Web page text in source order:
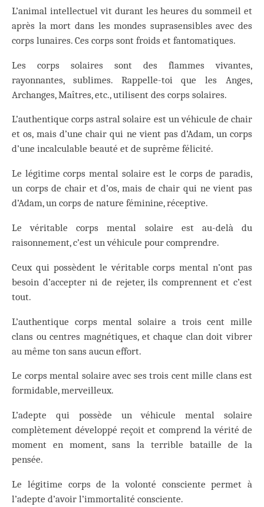
L’animal intellectuel vit durant les heures du sommeil et
après la mort dans les mondes suprasensibles avec des
corps lunaires. Ces corps sont froids et fantomatiques.
Les corps solaires sont des flammes vivantes,
rayonnantes, sublimes. Rappelle-toi que les Anges,
Archanges, Maîtres, etc., utilisent des corps solaires.
L’authentique corps astral solaire est un véhicule de chair
et os, mais d’une chair qui ne vient pas d’Adam, un corps
d’une incalculable beauté et de suprême félicité.
Le légitime corps mental solaire est le corps de paradis,
un corps de chair et d’os, mais de chair qui ne vient pas
d’Adam, un corps de nature féminine, réceptive.
Le véritable corps mental solaire est au-delà du
raisonnement, c’est un véhicule pour comprendre.
Ceux qui possèdent le véritable corps mental n’ont pas
besoin d’accepter ni de rejeter, ils comprennent et c’est
tout.
L’authentique corps mental solaire a trois cent mille
clans ou centres magnétiques, et chaque clan doit vibrer
au même ton sans aucun effort.
Le corps mental solaire avec ses trois cent mille clans est
formidable, merveilleux.
L’adepte qui possède un véhicule mental solaire
complètement développé reçoit et comprend la vérité de
moment en moment, sans la terrible bataille de la
pensée.
Le légitime corps de la volonté consciente permet à
l’adepte d’avoir l’immortalité consciente.